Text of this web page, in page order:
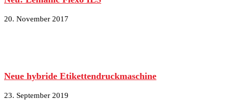
20. November 2017
Neue hybride Etikettendruckmaschine
23. September 2019